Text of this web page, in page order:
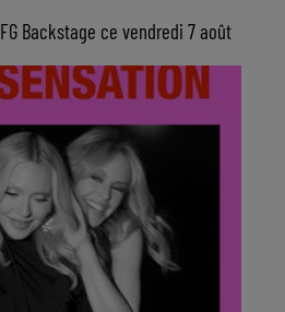
Backstage ce vendredi 7 août